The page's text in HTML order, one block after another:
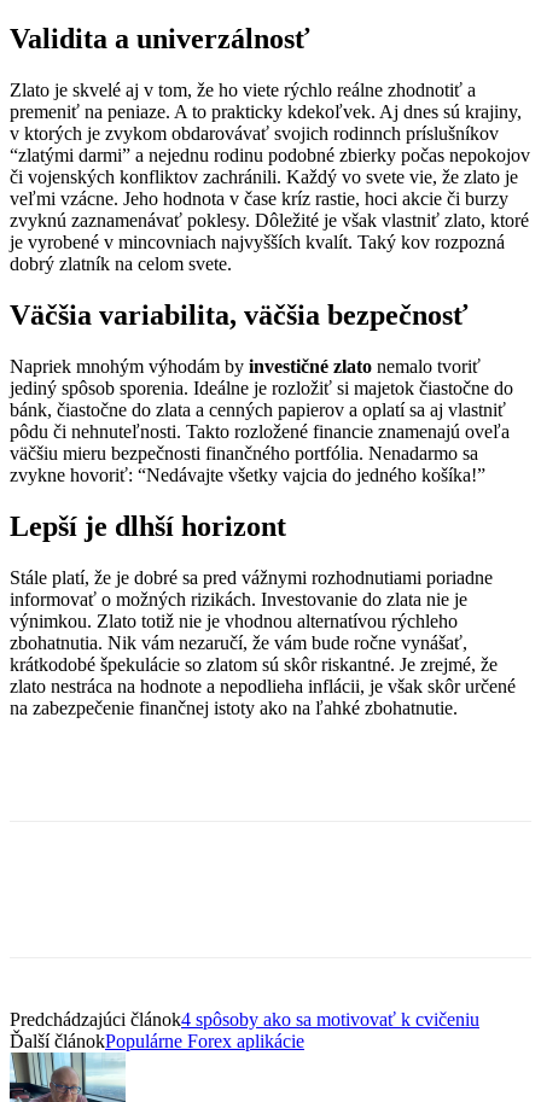
Validita a univerzálnosť
Zlato je skvelé aj v tom, že ho viete rýchlo reálne zhodnotiť a
premeniť na peniaze. A to prakticky kdekoľvek. Aj dnes sú krajiny,
v ktorých je zvykom obdarovávať svojich rodinnch príslušníkov
“zlatými darmi” a nejednu rodinu podobné zbierky počas nepokojov
či vojenských konfliktov zachránili. Každý vo svete vie, že zlato je
veľmi vzácne. Jeho hodnota v čase kríz rastie, hoci akcie či burzy
zvyknú zaznamenávať poklesy. Dôležité je však vlastniť zlato, ktoré
je vyrobené v mincovniach najvyšších kvalít. Taký kov rozpozná
dobrý zlatník na celom svete.
Väčšia variabilita, väčšia bezpečnosť
Napriek mnohým výhodám by investičné zlato nemalo tvoriť
jediný spôsob sporenia. Ideálne je rozložiť si majetok čiastočne do
bánk, čiastočne do zlata a cenných papierov a oplatí sa aj vlastniť
pôdu či nehnuteľnosti. Takto rozložené financie znamenajú oveľa
väčšiu mieru bezpečnosti finančného portfólia. Nenadarmo sa
zvykne hovoriť: “Nedávajte všetky vajcia do jedného košíka!”
Lepší je dlhší horizont
Stále platí, že je dobré sa pred vážnymi rozhodnutiami poriadne
informovať o možných rizikách. Investovanie do zlata nie je
výnimkou. Zlato totiž nie je vhodnou alternatívou rýchleho
zbohatnutia. Nik vám nezaručí, že vám bude ročne vynášať,
krátkodobé špekulácie so zlatom sú skôr riskantné. Je zrejmé, že
zlato nestráca na hodnote a nepodlieha inflácii, je však skôr určené
na zabezpečenie finančnej istoty ako na ľahké zbohatnutie.
Predchádzajúci článok4 spôsoby ako sa motivovať k cvičeniu
Ďalší článokPopulárne Forex aplikácie